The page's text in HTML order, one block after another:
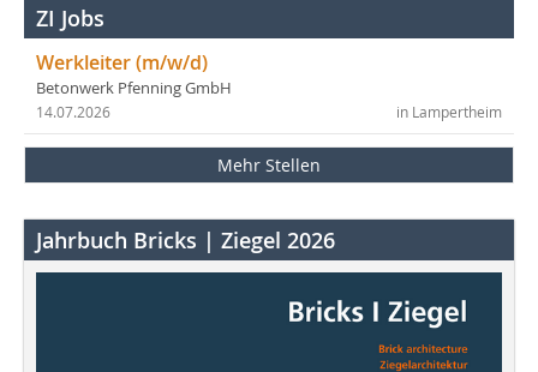
ZI Jobs
Werkleiter (m/w/d)
Betonwerk Pfenning GmbH
in Lampertheim
14.07.2026
Mehr Stellen
Jahrbuch Bricks | Ziegel 2026